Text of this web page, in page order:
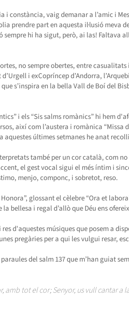
i constància, vaig demanar a l’amic i
prendre part en aquesta il·lusió meva
sempre hi ha sigut, però, ai las! Faltava
no sempre obertes, entre
i exCopríncep d’Andorra,
s’inspira en la bella Vall de Boí del
i els “Sis salms romànics” hi hem
així com l’austera i romànica “Missa
aquestes últimes setmanes he anat
també per un cor català, com
el gest vocal sigui el més íntim i
menjo, componc, i sobretot, reso.
glossant el cèlebre “Ora et
bellesa i regal d’allò que Déu ens
d'aquestes músiques que posem a
pregàries per a qui les vulgui resar,
del salm 137 que m’han guiat
amb tot el cor; Senyor, us vull cantar a